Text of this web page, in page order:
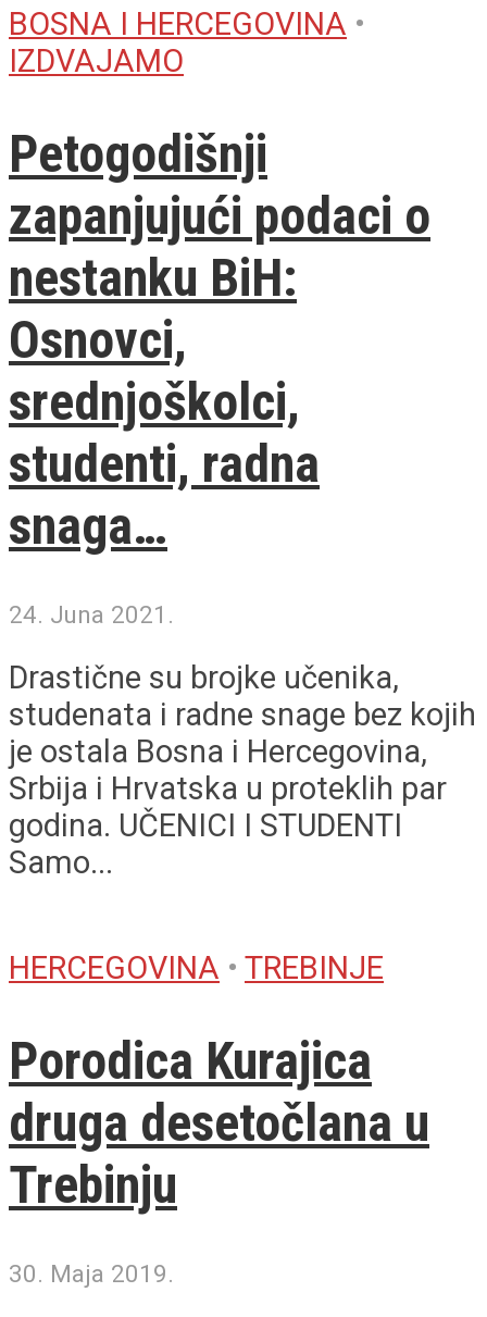
BOSNA I HERCEGOVINA •
IZDVAJAMO
Petogodišnji
zapanjujući podaci o
nestanku BiH:
Osnovci,
srednjoškolci,
studenti, radna
snaga…
24. Juna 2021.
Drastične su brojke učenika,
studenata i radne snage bez kojih
je ostala Bosna i Hercegovina,
Srbija i Hrvatska u proteklih par
godina. UČENICI I STUDENTI
Samo...
HERCEGOVINA • TREBINJE
Porodica Kurajica
druga desetočlana u
Trebinju
30. Maja 2019.